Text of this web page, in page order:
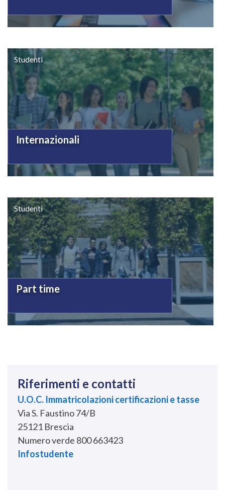
Studenti
Internazionali
Studenti
Part time
Riferimenti e contatti
U.O.C. Immatricolazioni certificazioni e tasse
Via S. Faustino 74/B
25121 Brescia
Numero verde 800 663423
Infostudente